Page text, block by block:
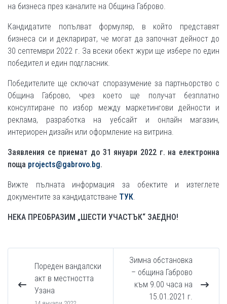
на бизнеса през каналите на Община Габрово.
Кандидатите попълват формуляр, в който представят
бизнеса си и декларират, че могат да започнат дейност до
30 септември 2022 г. За всеки обект жури ще избере по един
победител и един подгласник.
Победителите ще сключат споразумение за партньорство с
Община Габрово, чрез което ще получат безплатно
консултиране по избор между маркетингови дейности и
реклама, разработка на уебсайт и онлайн магазин,
интериорен дизайн или оформление на витрина.
Заявления се приемат до 31 януари 2022 г. на електронна
поща projects@gabrovo.bg.
Вижте пълната информация за обектите и изтеглете
документите за кандидатстване ТУК.
НЕКА ПРЕОБРАЗИМ „ШЕСТИ УЧАСТЪК“ ЗАЕДНО!
Пореден вандалски
акт в местността
Узана
Зимна обстановка
– община Габрово
към 9.00 часа на
15.01.2021 г.